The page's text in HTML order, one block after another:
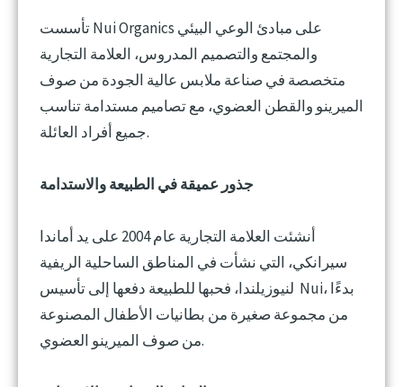
تأسست Nui Organics على مبادئ الوعي البيئي
والمجتمع والتصميم المدروس، العلامة التجارية
متخصصة في صناعة ملابس عالية الجودة من صوف
الميرينو والقطن العضوي، مع تصاميم مستدامة تناسب
جميع أفراد العائلة.
جذور عميقة في الطبيعة والاستدامة
أنشئت العلامة التجارية عام 2004 على يد أماندا
سيرانكي، التي نشأت في المناطق الساحلية الريفية
لنيوزيلندا، فحبها للطبيعة دفعها إلى تأسيس Nui، بدءًا
من مجموعة صغيرة من بطانيات الأطفال المصنوعة
من صوف الميرينو العضوي.